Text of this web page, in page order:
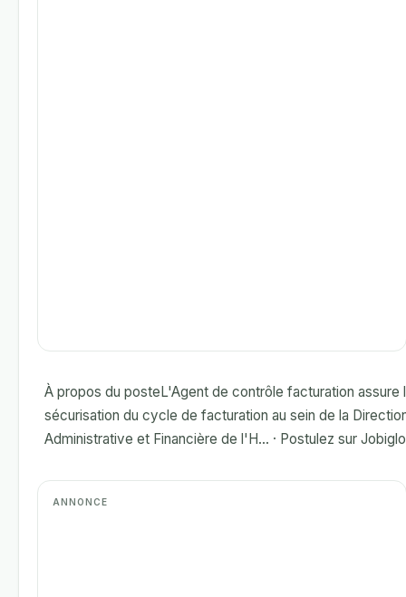
À propos du posteL'Agent de contrôle facturation assure
sécurisation du cycle de facturation au sein de la
Administrative et Financière de l'H... · Postulez sur Jobiglo